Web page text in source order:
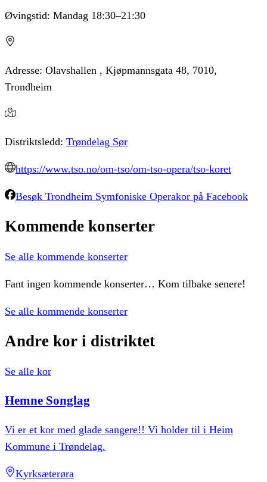
Øvingstid: Mandag 18:30–21:30
Adresse: Olavshallen , Kjøpmannsgata 48, 7010,
Trondheim
Distriktsledd: Trøndelag Sør
https://www.tso.no/om-tso/om-tso-opera/tso-koret
Besøk Trondheim Symfoniske Operakor på Facebook
Kommende konserter
Se alle kommende konserter
Fant ingen kommende konserter… Kom tilbake senere!
Se alle kommende konserter
Andre kor i distriktet
Se alle kor
Hemne Songlag
Vi er et kor med glade sangere!! Vi holder til i Heim
Kommune i Trøndelag.
Kyrksæterøra